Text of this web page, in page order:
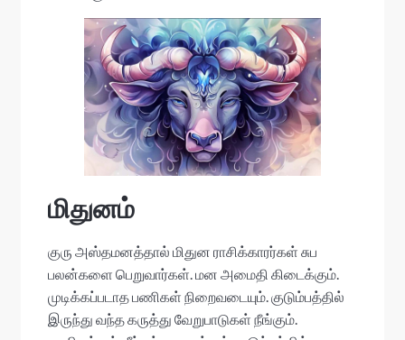
மிதுனம்
குரு அஸ்தமனத்தால் மிதுன ராசிக்காரர்கள் சுப
பலன்களை பெறுவார்கள். மன அமைதி கிடைக்கும்.
முடிக்கப்படாத பணிகள் நிறைவடையும். குடும்பத்தில்
இருந்து வந்த கருத்து வேறுபாடுகள் நீங்கும்.